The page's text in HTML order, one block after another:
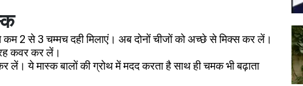
2 से 3 चम्मच दही मिलाएं। अब दोनों चीजों को अच्छे से मिक्स कर लें।
कवर कर लें।
ये मास्क बालों की ग्रोथ में मदद करता है साथ ही चमक भी बढ़ाता